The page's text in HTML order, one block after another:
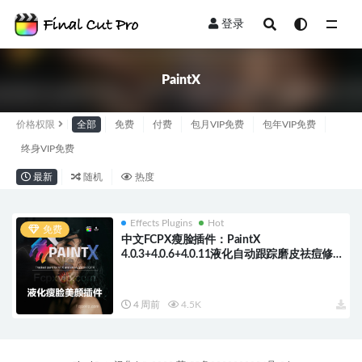
登录
PaintX
价格权限 全部 免费 付费 包月VIP免费 包年VIP免费
终身VIP免费
最新 随机 热度
免费
Effects Plugins Hot
中文FCPX瘦脸插件：PaintX
4.0.3+4.0.6+4.0.11液化自动跟踪磨皮祛痘修复
4 周前 4.5K